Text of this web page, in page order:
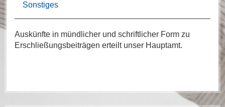
Sonstiges
Auskünfte in mündlicher und schriftlicher Form zu
Erschließungsbeiträgen erteilt unser Hauptamt.